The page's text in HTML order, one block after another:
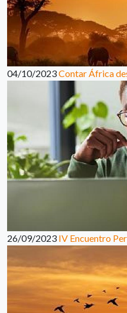
04/10/2023Contar África
26/09/2023 IV Encuentro